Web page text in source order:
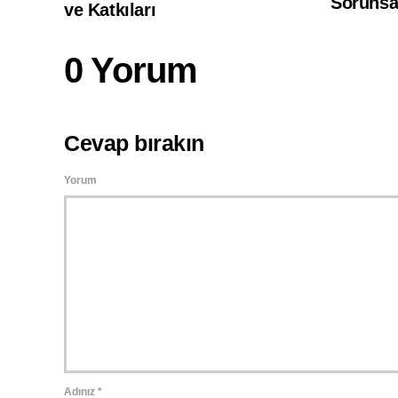
ve Katkıları
0 Yorum
Cevap bırakın
Yorum
Adınız *